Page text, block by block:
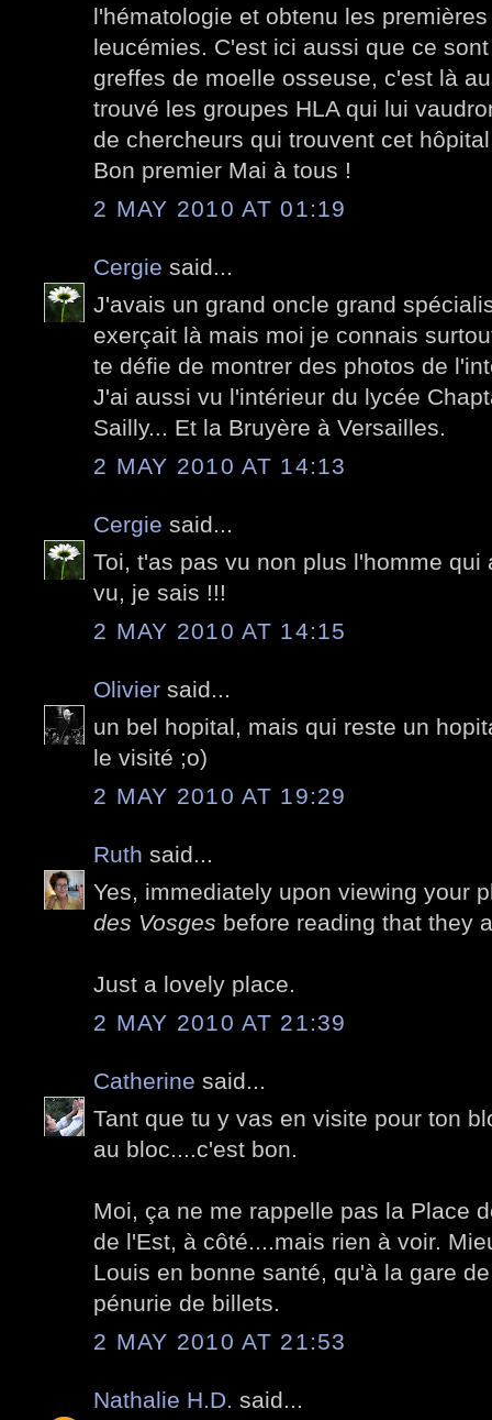
l'hématologie et obtenu les
leucémies. C'est ici aussi que ce
greffes de moelle osseuse, c'est là
trouvé les groupes HLA qui lui
de chercheurs qui trouvent cet
Bon premier Mai à tous !
2 MAY 2010 AT 01:19
Cergie said...
J'avais un grand oncle grand
exerçait là mais moi je connais
te défie de montrer des photos de
J'ai aussi vu l'intérieur du lycée
Sailly... Et la Bruyère à Versailles.
2 MAY 2010 AT 14:13
Cergie said...
Toi, t'as pas vu non plus l'homme
vu, je sais !!!
2 MAY 2010 AT 14:15
Olivier said...
un bel hopital, mais qui reste un
le visité ;o)
2 MAY 2010 AT 19:29
Ruth said...
Yes, immediately upon viewing your
des Vosges before reading that they
Just a lovely place.
2 MAY 2010 AT 21:39
Catherine said...
Tant que tu y vas en visite pour ton
au bloc....c'est bon.
Moi, ça ne me rappelle pas la Place
de l'Est, à côté....mais rien à voir.
Louis en bonne santé, qu'à la gare
pénurie de billets.
2 MAY 2010 AT 21:53
Nathalie H.D. said...